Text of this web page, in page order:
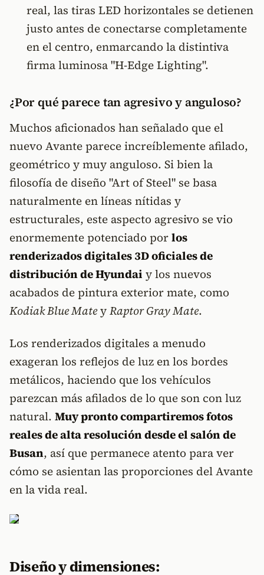
real, las tiras LED horizontales se detienen
justo antes de conectarse completamente
en el centro, enmarcando la distintiva
firma luminosa "H-Edge Lighting".
¿Por qué parece tan agresivo y anguloso?
Muchos aficionados han señalado que el
nuevo Avante parece increíblemente afilado,
geométrico y muy anguloso. Si bien la
filosofía de diseño "Art of Steel" se basa
naturalmente en líneas nítidas y
estructurales, este aspecto agresivo se vio
enormemente potenciado porlos
renderizados digitales 3D oficiales de
distribución de Hyundai y los nuevos
acabados de pintura exterior mate, como
Kodiak Blue MateyRaptor Gray Mate.
Los renderizados digitales a menudo
exageran los reflejos de luz en los bordes
metálicos, haciendo que los vehículos
parezcan más afilados de lo que son con luz
natural. Muy pronto compartiremos fotos
reales de alta resolución desde el salón de
Busan, así que permanece atento para ver
cómo se asientan las proporciones del Avante
en la vida real.
Diseño y dimensiones: